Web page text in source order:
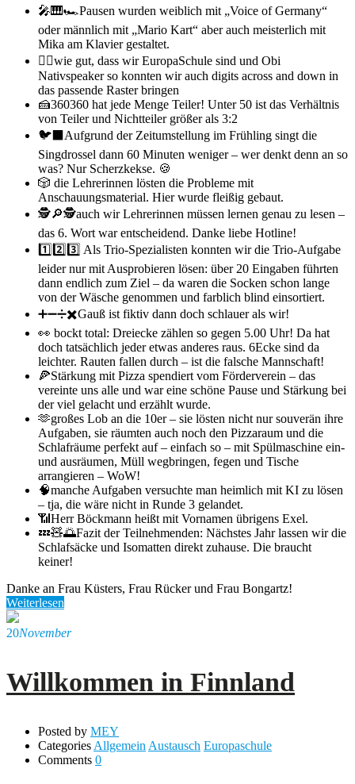
🎤🎹🏎️Pausen wurden weiblich mit „Voice of Germany“
oder männlich mit „Mario Kart“ aber auch meisterlich mit
Mika am Klavier gestaltet.
💂‍♂️wie gut, dass wir EuropaSchule sind und Obi
Nativspeaker so konnten wir auch digits across and down in
das passende Raster bringen
🍰360360 hat jede Menge Teiler! Unter 50 ist das Verhältnis
von Teiler und Nichtteiler größer als 3:2
🐦‍⬛Aufgrund der Zeitumstellung im Frühling singt die
Singdrossel dann 60 Minuten weniger – wer denkt denn an so
was? Nur Scherzkekse. 🍪
🎲 die Lehrerinnen lösten die Probleme mit
Anschauungsmaterial. Hier wurde fleißig gebaut.
🕵️🔎🕵️auch wir Lehrerinnen müssen lernen genau zu lesen –
das 6. Wort war entscheidend. Danke liebe Hotline!
1️⃣2️⃣3️⃣ Als Trio-Spezialisten konnten wir die Trio-Aufgabe
leider nur mit Ausprobieren lösen: über 20 Eingaben führten
dann endlich zum Ziel – da waren die Socken schon lange
von der Wäsche genommen und farblich blind einsortiert.
➕➖➗✖️Gauß ist fiktiv dann doch schlauer als wir!
👀 bockt total: Dreiecke zählen so gegen 5.00 Uhr! Da hat
doch tatsächlich jeder etwas anderes raus. 6Ecke sind da
leichter. Rauten fallen durch – ist die falsche Mannschaft!
🍕Stärkung mit Pizza spendiert vom Förderverein – das
vereinte uns alle und war eine schöne Pause und Stärkung bei
der viel gelacht und erzählt wurde.
🫶großes Lob an die 10er – sie lösten nicht nur souverän ihre
Aufgaben, sie räumten auch noch den Pizzaraum und die
Schlafräume perfekt auf – einfach so – mit Spülmaschine ein-
und ausräumen, Müll wegbringen, fegen und Tische
arrangieren – WoW!
🧠manche Aufgaben versuchte man heimlich mit KI zu lösen
– tja, die wäre nicht in Runde 3 gelandet.
📶Herr Böckmann heißt mit Vornamen übrigens Exel.
💤🧸🌅Fazit der Teilnehmenden: Nächstes Jahr lassen wir die
Schlafsäcke und Isomatten direkt zuhause. Die braucht
keiner!
Danke an Frau Küsters, Frau Rücker und Frau Bongartz!
Weiterlesen
20November
Willkommen in Finnland
Posted by MEY
Categories Allgemein Austausch Europaschule
Comments 0